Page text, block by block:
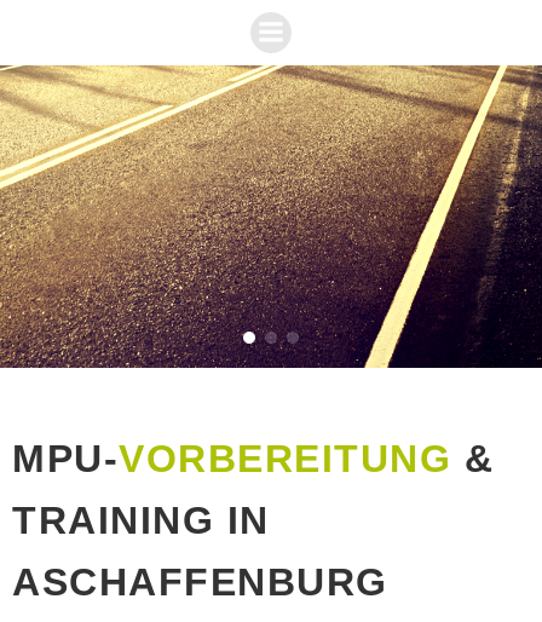
Zum
Inhalt
springen
MPU-VORBEREITUNG &
TRAINING IN
ASCHAFFENBURG